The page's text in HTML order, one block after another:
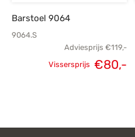
Barstoel 9064
9064.S
Adviesprijs €119,-
Vissersprijs €80,-